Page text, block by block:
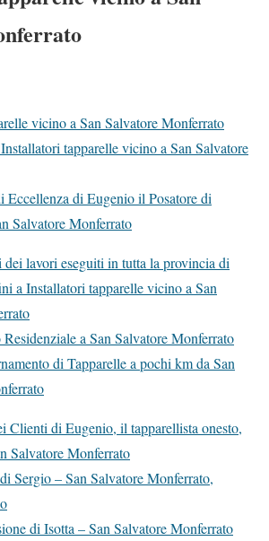
vicino a San Salvatore Monferrato
tapparelle vicino a San Salvatore
Eccellenza di Eugenio il Posatore di
Salvatore Monferrato
dei lavori eseguiti in tutta la provincia di
a Installatori tapparelle vicino a San
a San Salvatore Monferrato
di Tapparelle a pochi km da San
Clienti di Eugenio, il tapparellista onesto,
Salvatore Monferrato
Sergio – San Salvatore Monferrato,
di Isotta – San Salvatore Monferrato